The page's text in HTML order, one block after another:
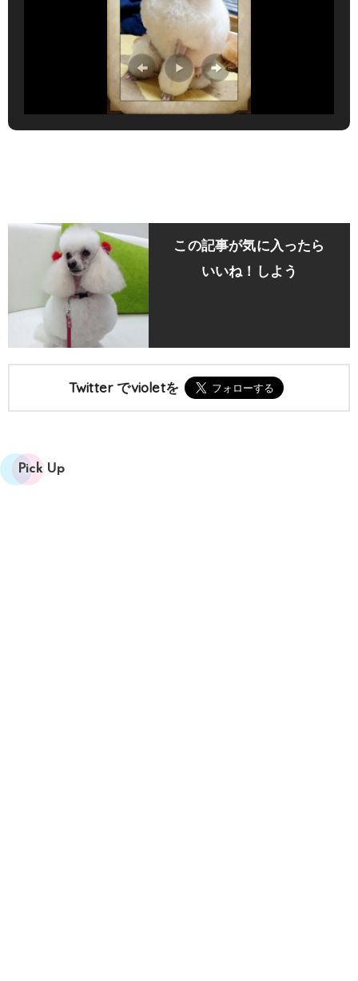
この記事が気に入ったら
いいね！しよう
Twitter でvioletを
Pick Up